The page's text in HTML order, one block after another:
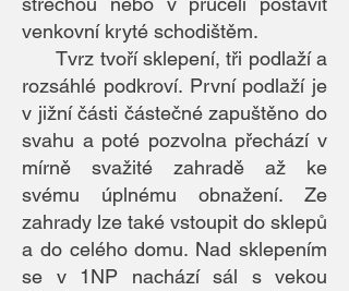
venkovní kryté schodištěm.
Tvrz tvoří sklepení, tři podlaží a
rozsáhlé podkroví. První podlaží je
v jižní části částečné zapuštěno do
svahu a poté pozvolna přechází v
mírně svažité zahradě až ke
svému úplnému obnažení. Ze
zahrady lze také vstoupit do sklepů
a do celého domu. Nad sklepením
se v 1NP nachází sál s vekou